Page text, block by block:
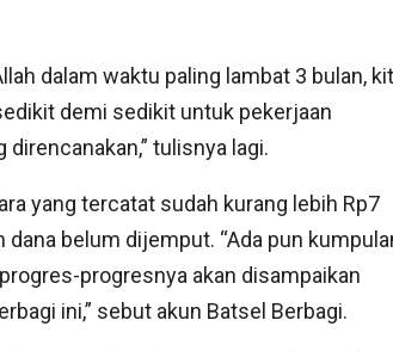
dalam waktu paling lambat 3 bulan,
demi sedikit untuk pekerjaan
tulisnya lagi.
yang tercatat sudah kurang lebih Rp7
dana belum dijemput. “Ada pun
progresnya akan disampaikan
ini,” sebut akun Batsel Berbagi.